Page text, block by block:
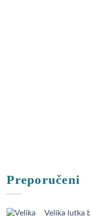
Preporučeni
Velika lutka